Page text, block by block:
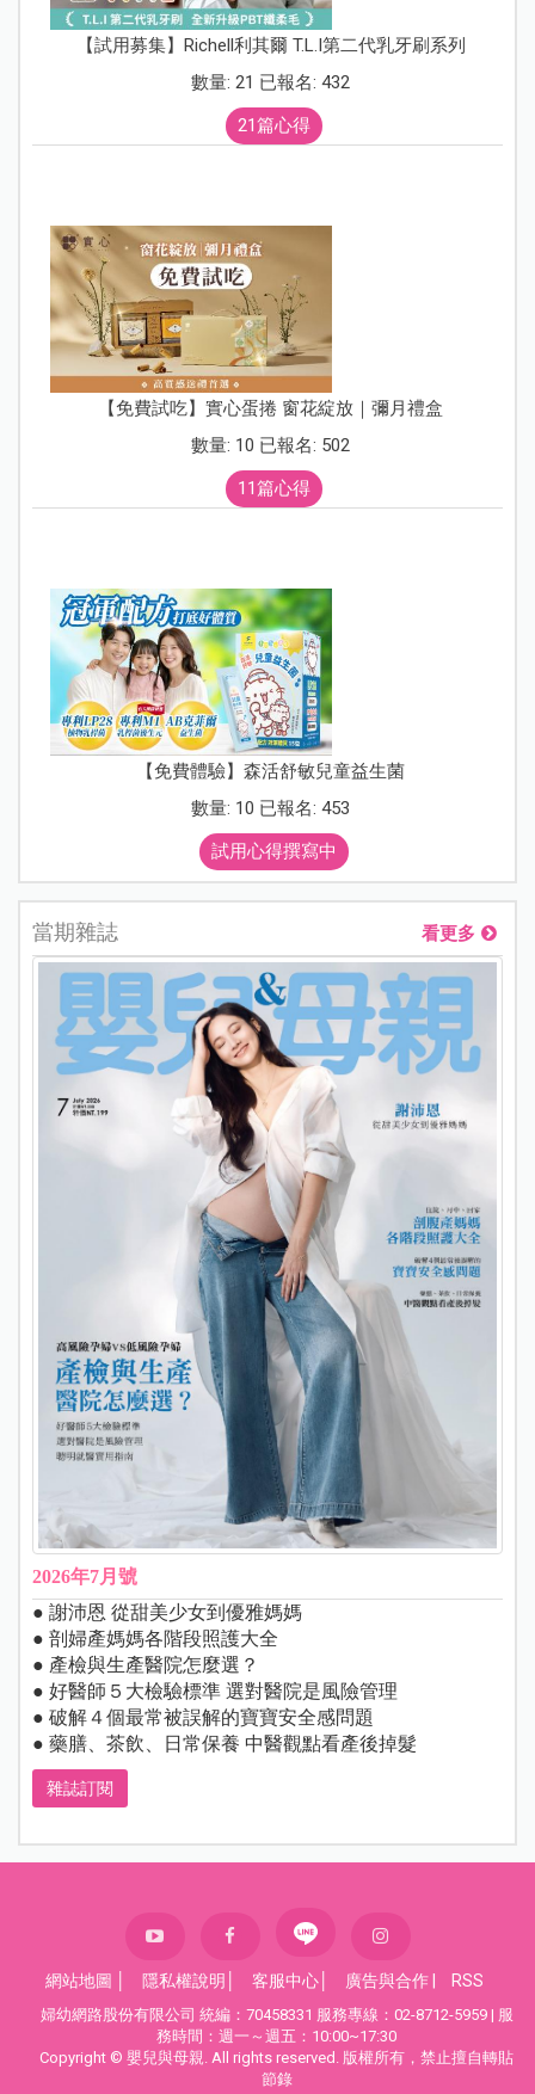
【試用募集】Richell利其爾 T.L.I第二代乳牙刷系列
數量: 21 已報名: 432
21篇心得
【免費試吃】實心蛋捲 窗花綻放｜彌月禮盒
數量: 10 已報名: 502
11篇心得
【免費體驗】森活舒敏兒童益生菌
數量: 10 已報名: 453
試用心得撰寫中
當期雜誌 看更多
2026年7月號
● 謝沛恩 從甜美少女到優雅媽媽
● 剖婦產媽媽各階段照護大全
● 產檢與生產醫院怎麼選？
● 好醫師５大檢驗標準 選對醫院是風險管理
● 破解４個最常被誤解的寶寶安全感問題
● 藥膳、茶飲、日常保養 中醫觀點看產後掉髮
雜誌訂閱
網站地圖 隱私權說明 客服中心 廣告與合作 RSS
婦幼網路股份有限公司 統編：70458331 服務專線：02-8712-5959 | 服
務時間：週一～週五：10:00~17:30
Copyright © 嬰兒與母親. All rights reserved. 版權所有，禁止擅自轉貼
節錄